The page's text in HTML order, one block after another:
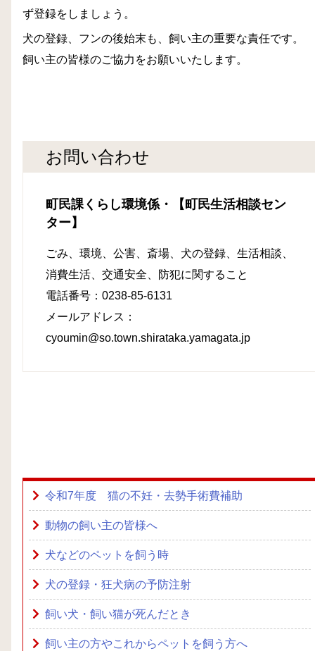
ず登録をしましょう。
犬の登録、フンの後始末も、飼い主の重要な責任です。
飼い主の皆様のご協力をお願いいたします。
お問い合わせ
町民課くらし環境係・【町民生活相談セン
ター】
ごみ、環境、公害、 斎場、犬の登録、生活相談、
消費生活、交通安全、防犯に関すること
電話番号：0238-85-6131
メールアドレス：
cyoumin@so.town.shirataka.yamagata.jp
令和7年度 猫の不妊・去勢手術費補助
動物の飼い主の皆様へ
犬などのペットを飼う時
犬の登録・狂犬病の予防注射
飼い犬・飼い猫が死んだとき
飼い主の方やこれからペットを飼う方へ